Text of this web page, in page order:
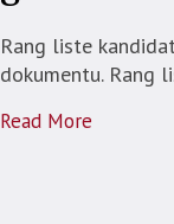
Rang liste
dokumentu. Rang
Read More